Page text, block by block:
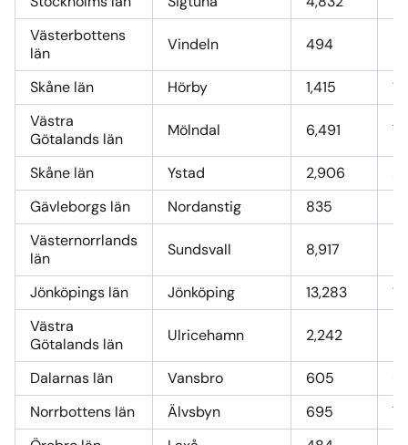
Västerbottens
län
Vindeln 494
Skåne län Hörby 1,415
Västra
Götalands län
Mölndal 6,491
Skåne län Ystad 2,906
Gävleborgs län
Nordanstig 835
Västernorrlands
län
Sundsvall 8,917
Jönköpings län Jönköping 13,283
Västra
Götalands län
Ulricehamn 2,242
Dalarnas län Vansbro 605
Norrbottens län
Älvsbyn 695